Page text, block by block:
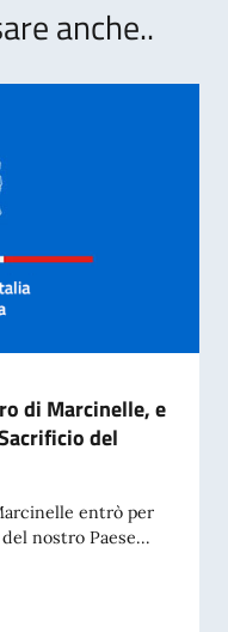
anche..
di Marcinelle, e
del
entrò per
nostro Paese...